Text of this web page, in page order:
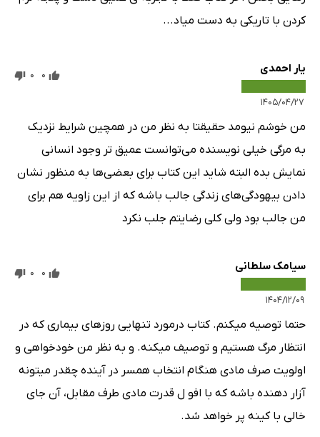
کردن با تاریکی به دست میاد...
یار احمدی
۱۴۰۵/۰۴/۲۷
0
0
من خوشم نیومد حقیقتا به نظر من در همچین شرایط نزدیک
به مرگی خیلی نویسنده می‌توانست عمیق تر وجود انسانی
نمایش بده البته شاید این کتاب برای بعضی‌ها به منظور نشان
دادن بیهودگی‌های زندگی جالب باشه که از این زاویه هم برای
من جالب بود ولی کلی رضایتم جلب نکرد
سیامک سلطانی
۱۴۰۴/۱۲/۰۹
0
0
حتما توصیه میکنم. کتاب درمورد تنهایی روزهای بیماری که در
انتظار مرگ هستیم و توصیف میکنه. و به نظر من خودخواهی و
اولویت صرف مادی هنگام انتخاب همسر در آینده چقدر میتونه
آزار دهنده باشه که با افو ل قدرت مادی طرف مقابل، آن جای
خالی با کینه پر خواهد شد.